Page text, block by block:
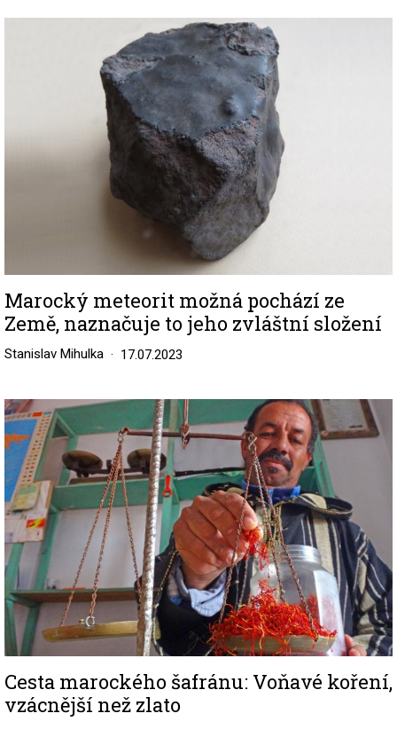
Marocký meteorit možná pochází ze
Země, naznačuje to jeho zvláštní složení
Stanislav Mihulka 17.07.2023
Image
Cesta marockého šafránu: Voňavé koření,
vzácnější než zlato